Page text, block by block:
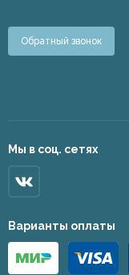
Обратный звонок
Мы в соц. сетях
Варианты оплаты